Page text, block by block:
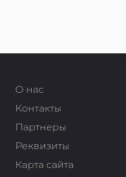
О нас
Контакты
Партнеры
Реквизиты
Карта сайта